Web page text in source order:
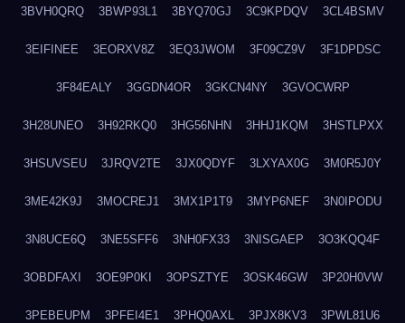
3BVH0QRQ 3BWP93L1 3BYQ70GJ 3C9KPDQV 3CL4BSMV
3EIFINEE 3EORXV8Z 3EQ3JWOM 3F09CZ9V 3F1DPDSC
3F84EALY 3GGDN4OR 3GKCN4NY 3GVOCWRP
3H28UNEO 3H92RKQ0 3HG56NHN 3HHJ1KQM 3HSTLPXX
3HSUVSEU 3JRQV2TE 3JX0QDYF 3LXYAX0G 3M0R5J0Y
3ME42K9J 3MOCREJ1 3MX1P1T9 3MYP6NEF 3N0IPODU
3N8UCE6Q 3NE5SFF6 3NH0FX33 3NISGAEP 3O3KQQ4F
3OBDFAXI 3OE9P0KI 3OPSZTYE 3OSK46GW 3P20H0VW
3PEBEUPM 3PFEI4E1 3PHQ0AXL 3PJX8KV3 3PWL81U6